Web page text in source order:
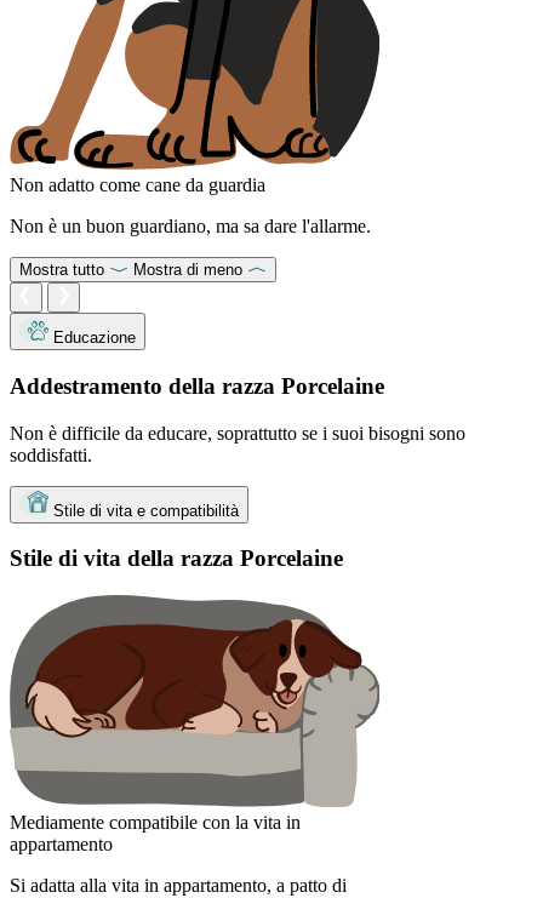
Non adatto come cane da guardia
Non è un buon guardiano, ma sa dare l'allarme.
Mostra tutto Mostra di meno
Educazione
Addestramento della razza Porcelaine
Non è difficile da educare, soprattutto se i suoi bisogni sono
soddisfatti.
Stile di vita e compatibilità
Stile di vita della razza Porcelaine
Mediamente compatibile con la vita in
appartamento
Si adatta alla vita in appartamento, a patto di